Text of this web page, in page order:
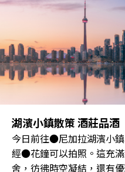
湖濱小鎮散策 酒莊品酒
今日前往●尼加拉湖濱小
經●花鐘可以拍照。這充
舍，彷彿時空凝結，還有